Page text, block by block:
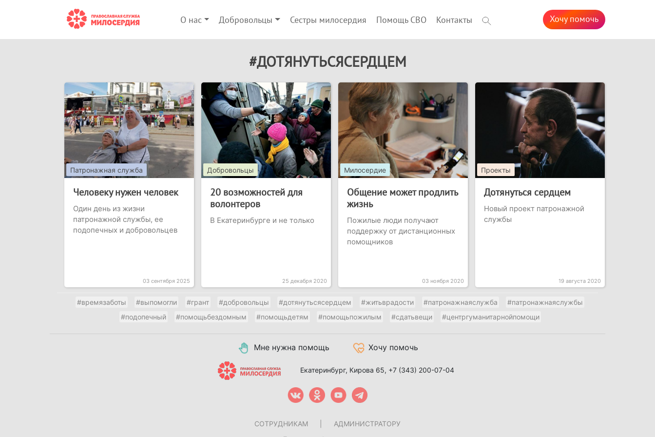
О нас Добровольцы Сестры милосердия Помощь СВО Контакты Хочу помочь
#ДОТЯНУТЬСЯСЕРДЦЕМ
Патронажная служба
Человеку нужен человек
Один день из жизни
патронажной службы, ее
подопечных и добровольцев
03 сентября 2025
Добровольцы
20 возможностей для
волонтеров
В Екатеринбурге и не только
25 декабря 2020
Милосердие
Общение может продлить
жизнь
Пожилые люди получают
поддержку от дистанционных
помощников
03 ноября 2020
Проекты
Дотянуться сердцем
Новый проект патронажной
службы
19 августа 2020
#времязаботы #выпомогли #грант #добровольцы #дотянутьсясердцем #житьврадости #патронажнаяслужба
#патронажнаяслужбы
#подопечный
#помощьбездомным #помощьдетям #помощьпожилым #сдатьвещи #центргуманитарнойпомощи
Мне нужна помощь Хочу помочь
Екатеринбург, Кирова 65, +7 (343) 200-07-04
СОТРУДНИКАМ АДМИНИСТРАТОРУ